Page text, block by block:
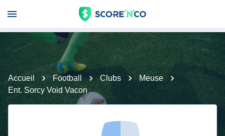
Accueil Football Clubs
Meuse
Ent. Sorcy Void Vacon